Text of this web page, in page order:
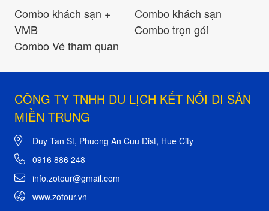
Combo khách sạn +
VMB
Combo khách sạn
Combo trọn gói
Combo Vé tham quan
CÔNG TY TNHH DU LỊCH KẾT NỐI DI SẢN
MIỀN TRUNG
Duy Tan St, Phuong An Cuu Dist, Hue City
0916 886 248
info.zotour@gmail.com
www.zotour.vn